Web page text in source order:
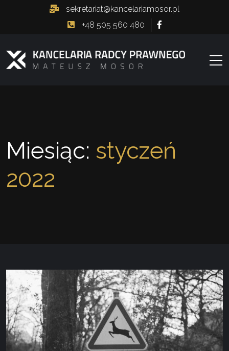
sekretariat@kancelariamosor.pl
+48 505 560 480
Miesiąc: styczeń
2022